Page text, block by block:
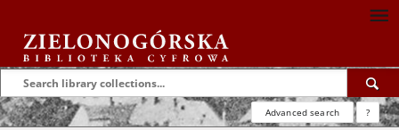
Advanced search ?